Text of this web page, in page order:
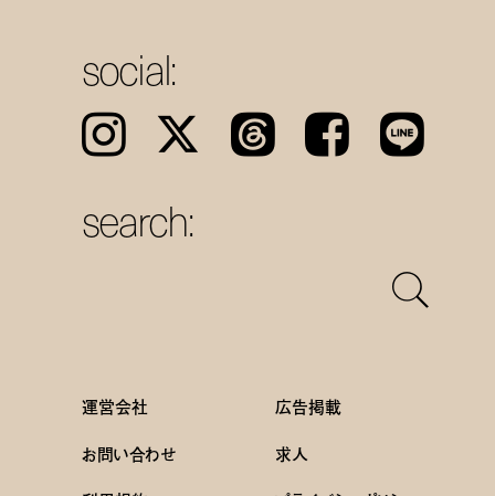
social:
Instagram 𝕏 Threads Facebook LINE
search:
運営会社
広告掲載
お問い合わせ
求人